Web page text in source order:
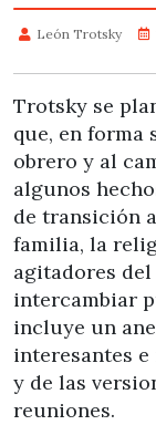
León Trotsky
Trotsky se
que, en forma
obrero y al
algunos
de transición
familia, la
agitadores
intercambiar
incluye un
interesantes
y de las
reuniones.